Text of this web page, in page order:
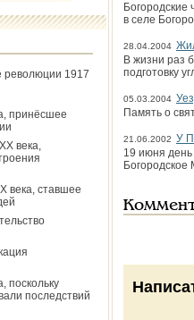
революции 1917
принёсшее
века,
века, ставшее
поскольку
последствий
Богородские
в селе
28.04.2004
В жизни раз
подготовку
05.03.2004
Память о
21.06.2002 У
19 июня день
Богородское